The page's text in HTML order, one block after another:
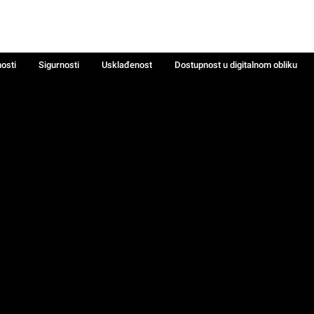
Sigurnosti Usklađenost
Dostupnost u digitalnom obliku